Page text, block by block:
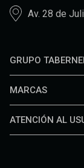
Av. 28 de
GRUPO
MARCAS
ATENCIÓN AL